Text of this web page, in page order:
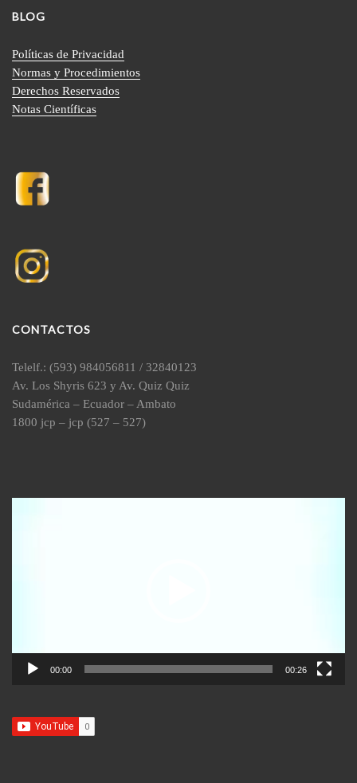
BLOG
Políticas de Privacidad
Normas y Procedimientos
Derechos Reservados
Notas Científicas
CONTACTOS
Telelf.: (593) 984056811 / 32840123
Av. Los Shyris 623 y Av. Quiz Quiz
Sudamérica – Ecuador – Ambato
1800 jcp – jcp (527 – 527)
00:00 00:26